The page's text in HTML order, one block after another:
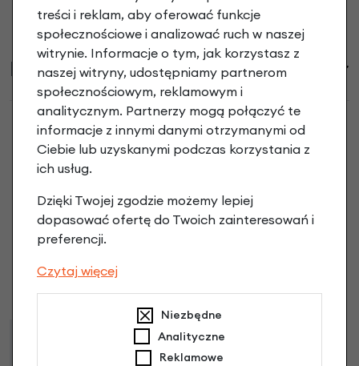
Informacje handlowe
Drewniany rowerek biegowy Early Rider
Classic 12”/14” opinie
Leasing
treści i reklam, aby oferować funkcje
społecznościowe i analizować ruch w naszej
witrynie. Informacje o tym, jak korzystasz z
naszej witryny, udostępniamy partnerom
społecznościowym, reklamowym i
analitycznym. Partnerzy mogą połączyć te
informacje z innymi danymi otrzymanymi od
Ciebie lub uzyskanymi podczas korzystania z
ich usług.
Dzięki Twojej zgodzie możemy lepiej
dopasować ofertę do Twoich zainteresowań i
preferencji.
Czytaj więcej
Niezbędne
Analityczne
Reklamowe